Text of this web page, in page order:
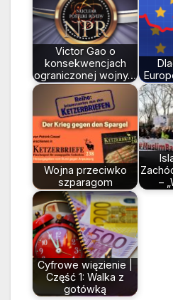
Victor Gao o
konsekwencjach
ograniczonej wojny…
Wojna przeciwko
szparagom
–
Cyfrowe więzienie |
Część 1: Walka z
gotówką